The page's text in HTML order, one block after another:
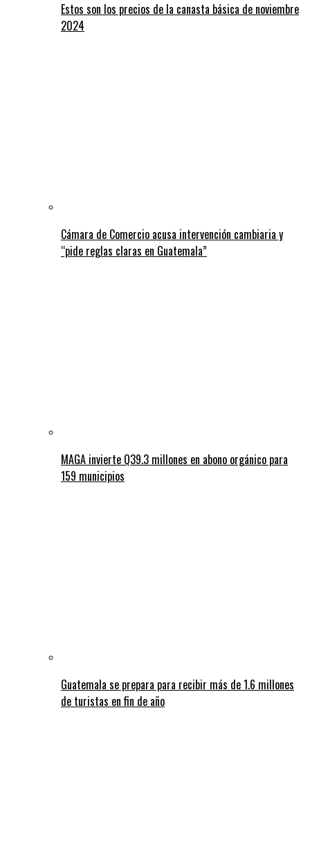
Estos son los precios de la canasta básica de noviembre
2024
Cámara de Comercio acusa intervención cambiaria y
“pide reglas claras en Guatemala”
MAGA invierte Q39.3 millones en abono orgánico para
159 municipios
Guatemala se prepara para recibir más de 1.6 millones
de turistas en fin de año